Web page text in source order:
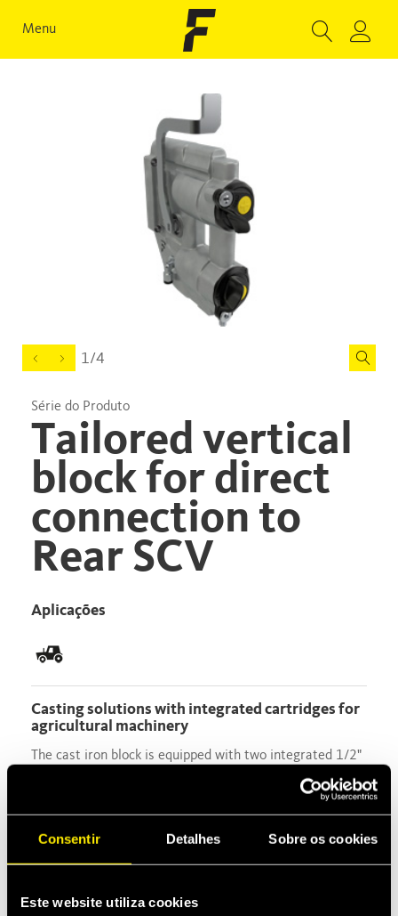
Consentir Detalhes Sobre os cookies
Este website utiliza cookies
Menu
1/4
Série do Produto
Tailored vertical
block for direct
connection to
Rear SCV
Aplicações
Casting solutions with integrated cartridges for
agricultural machinery
The cast iron block is equipped with two integrated 1/2"
Push-Pull connection type. Connection and disconnection
circuit. The block is designed to be screwed directly on
control blocks. Every single casting is specifically
impeding space requirements. Faster casting solutions